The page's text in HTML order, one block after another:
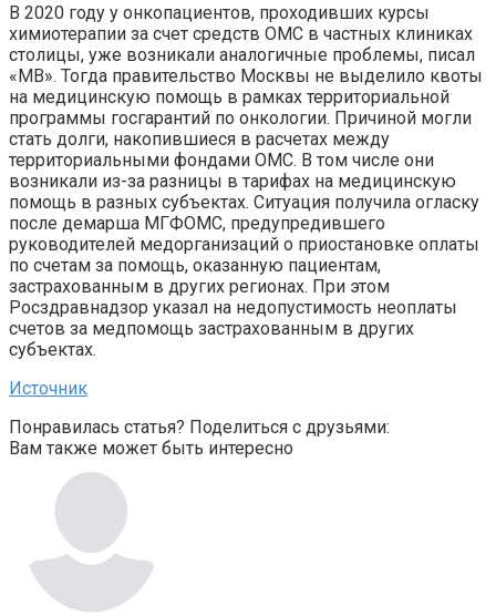
В 2020 году у онкопациентов, проходивших курсы
химиотерапии за счет средств ОМС в частных клиниках
столицы, уже возникали аналогичные проблемы, писал
«МВ». Тогда правительство Москвы не выделило квоты
на медицинскую помощь в рамках территориальной
программы госгарантий по онкологии. Причиной могли
стать долги, накопившиеся в расчетах между
территориальными фондами ОМС. В том числе они
возникали из-за разницы в тарифах на медицинскую
помощь в разных субъектах. Ситуация получила огласку
после демарша МГФОМС, предупредившего
руководителей медорганизаций о приостановке оплаты
по счетам за помощь, оказанную пациентам,
застрахованным в других регионах. При этом
Росздравнадзор указал на недопустимость неоплаты
счетов за медпомощь застрахованным в других
субъектах.
Источник
Понравилась статья? Поделиться с друзьями:
Вам также может быть интересно